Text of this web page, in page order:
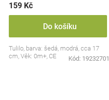
159 Kč
Do košíku
Tulilo, barva: šedá, modrá, cca 17
cm, Věk: 0m+, CE
Kód: 19232701